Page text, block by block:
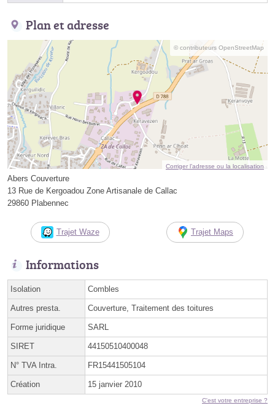
Plan et adresse
© contributeurs OpenStreetMap
Corriger l’adresse ou la localisation
Abers Couverture
13 Rue de Kergoadou Zone Artisanale de Callac
29860 Plabennec
Trajet Waze Trajet Maps
Informations
Isolation Combles
Autres presta. Couverture, Traitement des toitures
Forme juridique SARL
SIRET 44150510400048
N° TVA Intra. FR15441505104
Création 15 janvier 2010
C'est votre entreprise ?